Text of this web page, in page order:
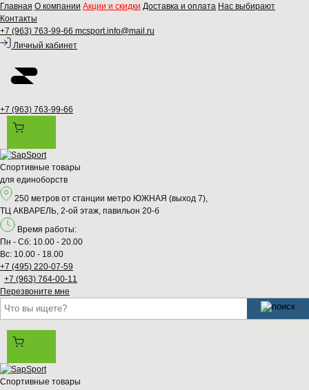
Главная О компании Акции и скидки Доставка и оплата Нас выбирают
Контакты
+7 (963) 763-99-66 mcsport.info@mail.ru
Личный кабинет
+7 (963) 763-99-66
Спортивные товары
для единоборств
250 метров от станции метро ЮЖНАЯ (выход 7),
ТЦ АКВАРЕЛЬ, 2-ой этаж, павильон 20-б
Время работы:
Пн - Сб: 10.00 - 20.00
Вс: 10.00 - 18.00
+7 (495) 220-07-59
+7 (963) 764-00-11
Перезвонитe мне
Спортивные товары